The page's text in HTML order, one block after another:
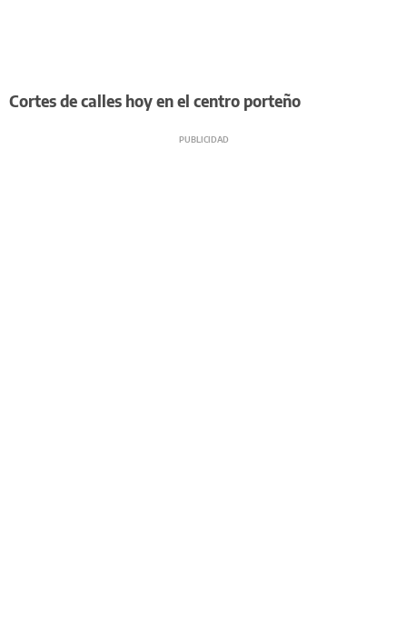
Cortes de calles hoy en el centro porteño